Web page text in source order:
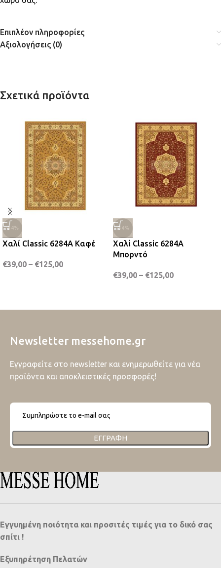
Επιπλέον πληροφορίες
Αξιολογήσεις (0)
Σχετικά προϊόντα
-34%
Χαλί Classic 6284A Καφέ
€39,00 – €125,00
-34%
Χαλί Classic 6284A
Μπορντό
€39,00 – €125,00
Newsletter messehome.gr
Εγγραφείτε στο newsletter και ενημερωθείτε για νέα
προϊόντα και αποκλειστικές προσφορές!
ΕΓΓΡΑΦΉ
Εγγυημένη ποιότητα και προσιτές τιμές για το δικό σας
σπίτι !
Εξυπηρέτηση Πελατών